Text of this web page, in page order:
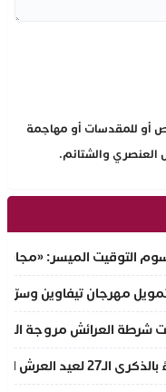
أو للمقدسات أو مهاجمة
العنصري والشتائم.
التوقيت الميسر:
مهرجان تيفاوين وسرّ
شرطة العرائش مروجة
لمحاربة الهدر المدرسي